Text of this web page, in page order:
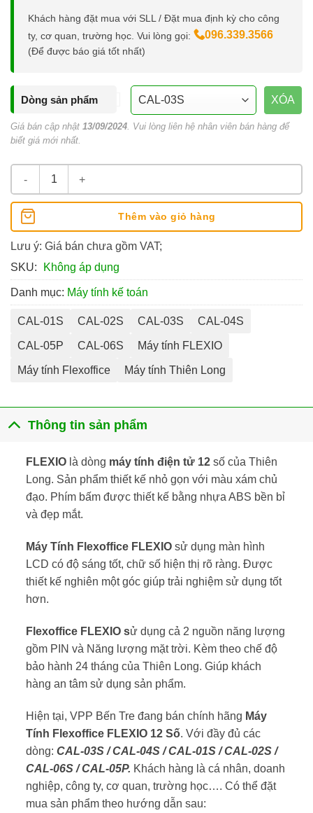
Khách hàng đặt mua với SLL / Đặt mua định kỳ cho công
ty, cơ quan, trường học. Vui lòng gọi:
096.339.3566
(Để được báo giá tốt nhất)
Dòng sản phẩm XÓA
Giá bán cập nhật 13/09/2024. Vui lòng liên hệ nhân viên bán hàng để
biết giá mới nhất.
Máy Tính Flexoffice FLEXIO 12 Số số lượng
Thêm vào giỏ hàng
Lưu ý: Giá bán chưa gồm VAT;
SKU:
Không áp dụng
Danh mục: Máy tính kế toán
CAL-01S CAL-02S CAL-03S CAL-04S
CAL-05P CAL-06S Máy tính FLEXIO
Máy tính Flexoffice Máy tính Thiên Long
Thông tin sản phẩm
FLEXIO là dòng máy tính điện tử 12số của Thiên
Long. Sản phẩm thiết kế nhỏ gọn với màu xám chủ
đạo. Phím bấm được thiết kế bằng nhựa ABS bền bỉ
và đẹp mắt.
Máy Tính Flexoffice FLEXIO sử dụng màn hình
LCD có độ sáng tốt, chữ số hiện thị rõ ràng. Được
thiết kế nghiên một góc giúp trải nghiệm sử dụng tốt
hơn.
Flexoffice FLEXIO sử dụng cả 2 nguồn năng lượng
gồm PIN và Năng lượng mặt trời. Kèm theo chế độ
bảo hành 24 tháng của Thiên Long. Giúp khách
hàng an tâm sử dụng sản phẩm.
Hiện tại, VPP Bến Tre đang bán chính hãng Máy
Tính Flexoffice FLEXIO 12 Số. Với đầy đủ các
dòng: CAL-03S / CAL-04S / CAL-01S / CAL-02S /
CAL-06S / CAL-05P. Khách hàng là cá nhân, doanh
nghiệp, công ty, cơ quan, trường học…. Có thể đặt
mua sản phẩm theo hướng dẫn sau: